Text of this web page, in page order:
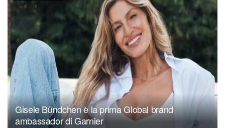
Gisele Bündchen è la prima Global brand
ambassador di Garnier